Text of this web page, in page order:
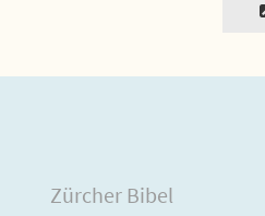
Zürcher Bibel